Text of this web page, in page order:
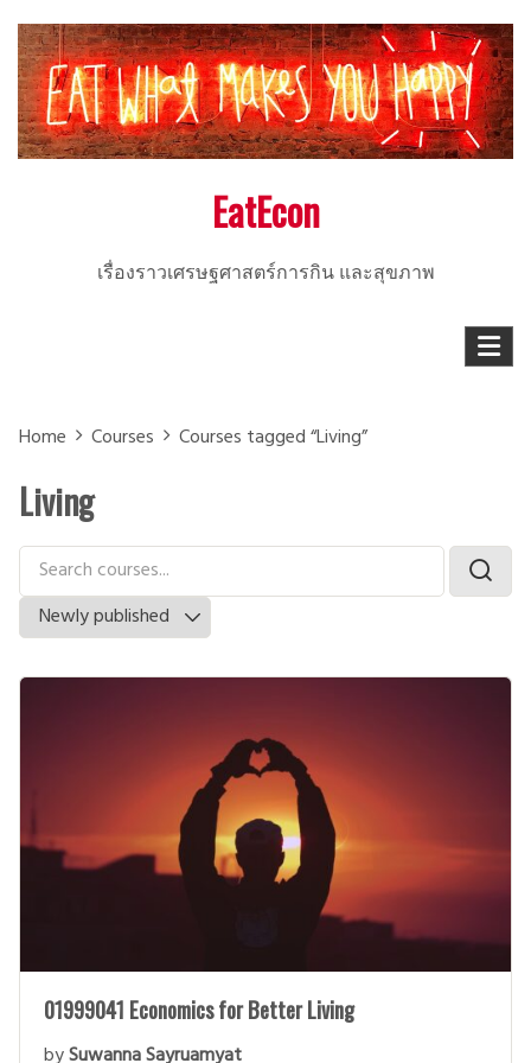
Skip
content
EatEcon
เรื่องราวเศรษฐศาสตร์การกิน และสุขภาพ
Home Courses Courses tagged “Living”
Living
01999041 Economics for Better Living
bySuwanna Sayruamyat